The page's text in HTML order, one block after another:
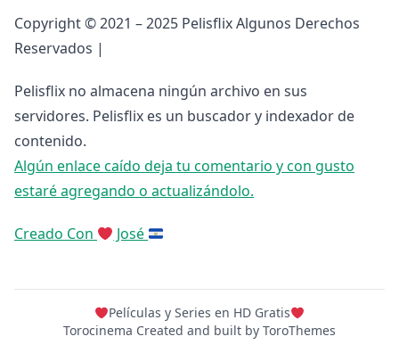
Copyright © 2021 – 2025 Pelisflix Algunos Derechos
Reservados |
Pelisflix no almacena ningún archivo en sus
servidores. Pelisflix es un buscador y indexador de
contenido.
Algún enlace caído deja tu comentario y con gusto
estaré agregando o actualizándolo.
Creado Con José
Películas y Series en HD Gratis
Torocinema Created and built by ToroThemes